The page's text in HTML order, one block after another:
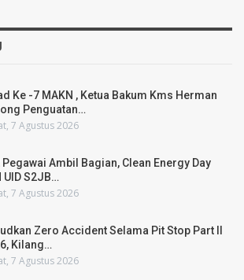
Ke -7 MAKN , Ketua Bakum Kms Herman
Penguatan…
7 Agustus 2026
Pegawai Ambil Bagian, Clean Energy Day
UID S2JB…
7 Agustus 2026
Zero Accident Selama Pit Stop Part II
Kilang…
7 Agustus 2026